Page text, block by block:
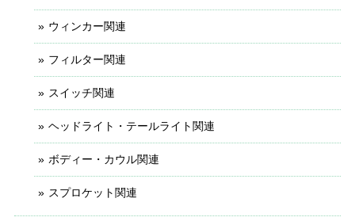
ウィンカー関連
フィルター関連
スイッチ関連
ヘッドライト・テールライト関連
ボディー・カウル関連
スプロケット関連